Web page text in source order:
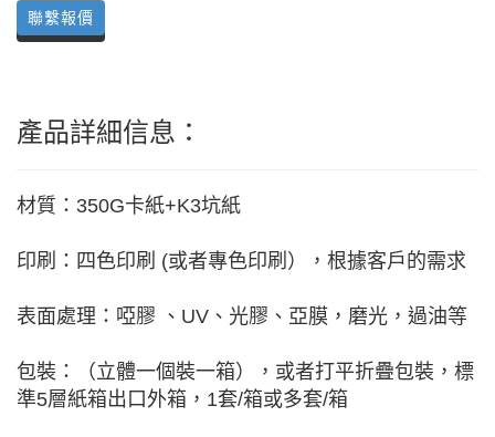
聯繫報價
產品詳細信息：
材質：350G卡紙+K3坑紙
印刷：四色印刷 (或者專色印刷），根據客戶的需求
表面處理：啞膠 、UV、光膠、亞膜，磨光，過油等
包裝：（立體一個裝一箱），或者打平折疊包裝，標
準5層紙箱出口外箱，1套/箱或多套/箱